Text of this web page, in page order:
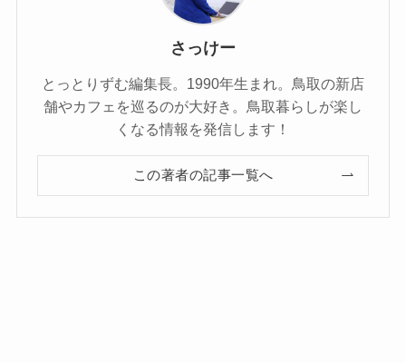
さっけー
とっとりずむ編集長。1990年生まれ。鳥取の新店
舗やカフェを巡るのが大好き。鳥取暮らしが楽し
くなる情報を発信します！
この著者の記事一覧へ